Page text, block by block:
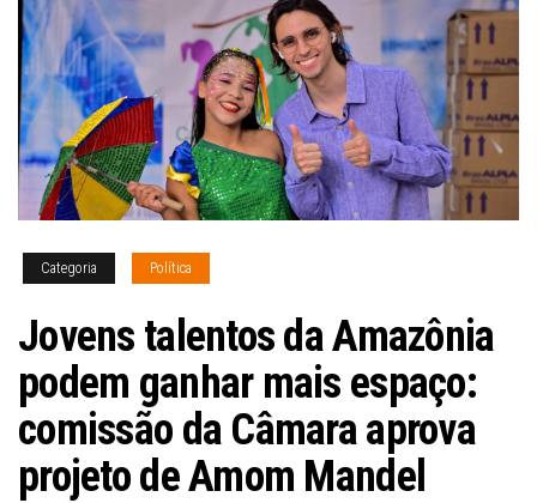
Categoria Política
Jovens talentos da Amazônia
podem ganhar mais espaço:
comissão da Câmara aprova
projeto de Amom Mandel